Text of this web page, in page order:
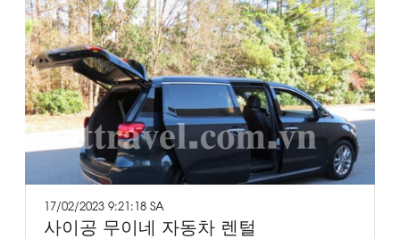
17/02/2023 9:21:18 SA
사이공 무이네 자동차 렌털